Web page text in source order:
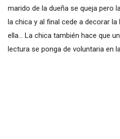
marido de la dueña se queja pero
la chica y al final cede a decorar la
ella... La chica también hace que
lectura se ponga de voluntaria en